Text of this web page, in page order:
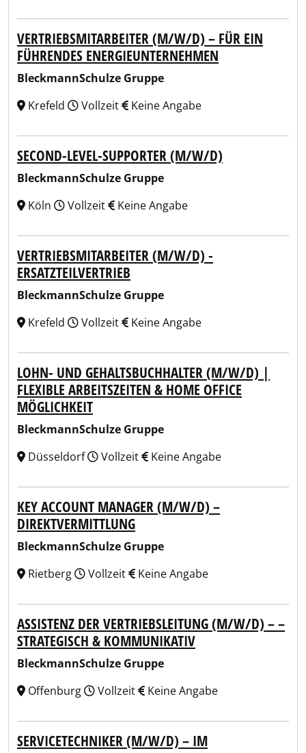
VERTRIEBSMITARBEITER (M/W/D) – FÜR EIN
FÜHRENDES ENERGIEUNTERNEHMEN
BleckmannSchulze Gruppe
Krefeld
Vollzeit Keine Angabe
SECOND-LEVEL-SUPPORTER (M/W/D)
BleckmannSchulze Gruppe
Köln
Vollzeit Keine Angabe
VERTRIEBSMITARBEITER (M/W/D) -
ERSATZTEILVERTRIEB
BleckmannSchulze Gruppe
Krefeld
Vollzeit Keine Angabe
LOHN- UND GEHALTSBUCHHALTER (M/W/D) |
FLEXIBLE ARBEITSZEITEN & HOME OFFICE
MÖGLICHKEIT
BleckmannSchulze Gruppe
Düsseldorf
Vollzeit Keine Angabe
KEY ACCOUNT MANAGER (M/W/D) –
DIREKTVERMITTLUNG
BleckmannSchulze Gruppe
Rietberg
Vollzeit Keine Angabe
ASSISTENZ DER VERTRIEBSLEITUNG (M/W/D) – –
STRATEGISCH & KOMMUNIKATIV
BleckmannSchulze Gruppe
Offenburg
Vollzeit Keine Angabe
SERVICETECHNIKER (M/W/D) – IM